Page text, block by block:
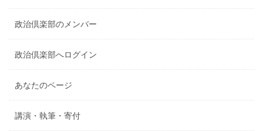
政治倶楽部のメンバー
政治倶楽部へログイン
あなたのページ
講演・執筆・寄付